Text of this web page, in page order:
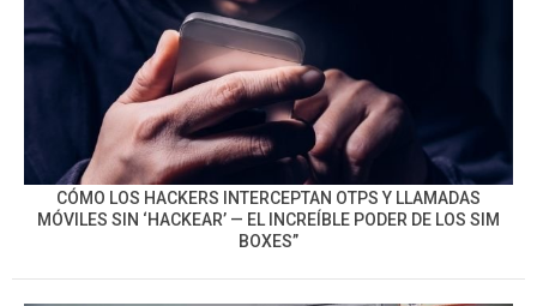
CÓMO LOS HACKERS INTERCEPTAN OTPS Y LLAMADAS
MÓVILES SIN ‘HACKEAR’ — EL INCREÍBLE PODER DE LOS SIM
BOXES”